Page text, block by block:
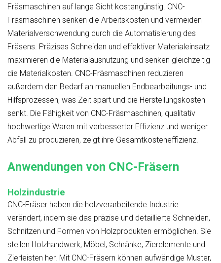
Fräsmaschinen auf lange Sicht kostengünstig. CNC-
Fräsmaschinen senken die Arbeitskosten und vermeiden
Materialverschwendung durch die Automatisierung des
Fräsens. Präzises Schneiden und effektiver Materialeinsatz
maximieren die Materialausnutzung und senken gleichzeitig
die Materialkosten. CNC-Fräsmaschinen reduzieren
außerdem den Bedarf an manuellen Endbearbeitungs- und
Hilfsprozessen, was Zeit spart und die Herstellungskosten
senkt. Die Fähigkeit von CNC-Fräsmaschinen, qualitativ
hochwertige Waren mit verbesserter Effizienz und weniger
Abfall zu produzieren, zeigt ihre Gesamtkosteneffizienz.
Anwendungen von CNC-Fräsern
Holzindustrie
CNC-Fräser haben die holzverarbeitende Industrie
verändert, indem sie das präzise und detaillierte Schneiden,
Schnitzen und Formen von Holzprodukten ermöglichen. Sie
stellen Holzhandwerk, Möbel, Schränke, Zierelemente und
Zierleisten her. Mit CNC-Fräsern können aufwändige Muster,